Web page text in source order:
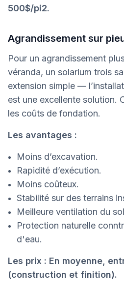
500$/pi2.
Agrandissement sur
Pour un agrandissement
véranda, un solarium trois
extension simple —
est une excellente solution.
les coûts de fondation.
Les avantages :
Moins d’excavation.
Rapidité d’exécution.
Moins coûteux.
Stabilité sur des terrains
Meilleure ventilation du
Protection naturelle
d'eau.
Les prix : En moyenne,
(construction et finition).